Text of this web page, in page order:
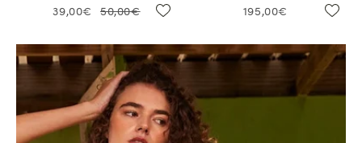
39,00€ 50,00€
195,00€